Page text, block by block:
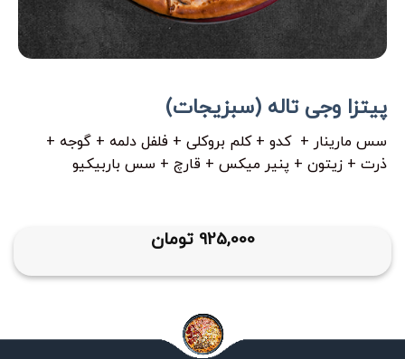
پیتزا وجی تاله (سبزیجات)
سس مارینار + کدو + کلم بروکلی + فلفل دلمه + گوجه +
ذرت + زیتون + پنیر میکس + قارچ + سس باربیکیو
925,000 تومان